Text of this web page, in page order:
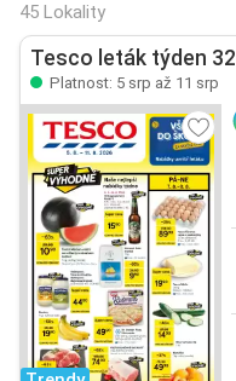
45 Lokality
Tesco leták týden 32
Platnost: 5 srp až 11 srp